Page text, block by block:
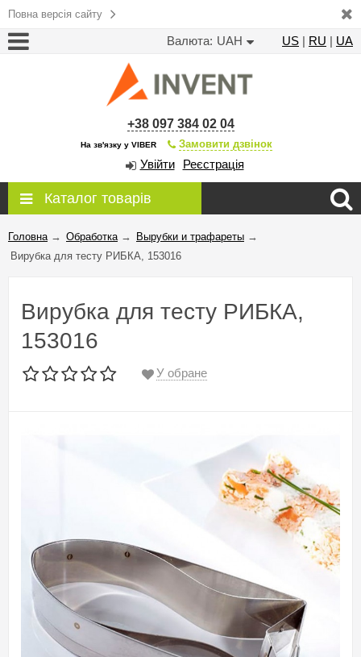
Повна версія сайту
Валюта: UAH US | RU | UA
+38 097 384 02 04
На зв'язку у VIBER Замовити дзвінок
Увійти Реєстрація
Каталог товарів
Головна → Обработка → Вырубки и трафареты →
Вирубка для тесту РИБКА, 153016
Вирубка для тесту РИБКА,
153016
У обране